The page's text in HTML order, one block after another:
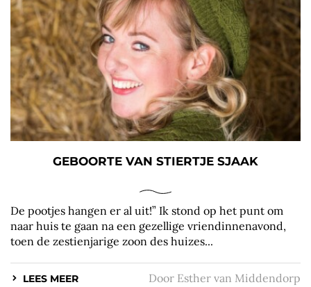
GEBOORTE VAN STIERTJE SJAAK
De pootjes hangen er al uit!” Ik stond op het punt om
naar huis te gaan na een gezellige vriendinnenavond,
toen de zestienjarige zoon des huizes...
LEES MEER Door Esther van Middendorp